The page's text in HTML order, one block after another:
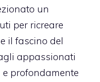
un
per ricreare
il fascino del
appassionati
e profondamente